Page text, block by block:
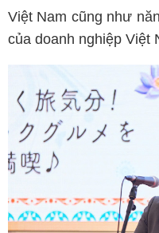
Việt Nam cũng như
của doanh nghiệp Việt